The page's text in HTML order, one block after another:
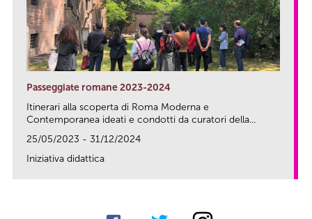
Passeggiate romane 2023-2024
Itinerari alla scoperta di Roma Moderna e
Contemporanea ideati e condotti da curatori della...
25/05/2023 - 31/12/2024
Iniziativa didattica